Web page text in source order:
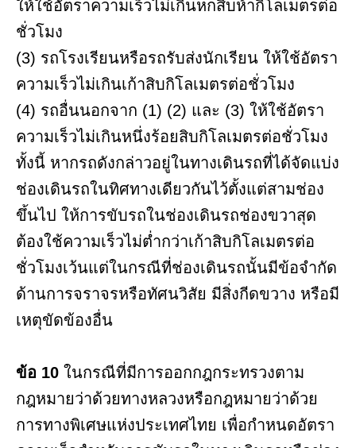
ให้ใช้อัตราความเร็วไม่เกินหกสิบห้ากิโลเมตรต่อ
ชั่วโมง
(3) รถโรงเรียนหรือรถรับส่งนักเรียน ให้ใช้อัตรา
ความเร็วไม่เกินเก้าสิบกิโลเมตรต่อชั่วโมง
(4) รถอื่นนอกจาก (1) (2) และ (3) ให้ใช้อัตรา
ความเร็วไม่เกินหนึ่งร้อยสิบกิโลเมตรต่อชั่วโมง
ทั้งนี้ หากรถดังกล่าวอยู่ในทางเดินรถที่ได้จัดแบ่ง
ช่องเดินรถในทิศทางเดียวกันไว้ตั้งแต่สามช่อง
ขึ้นไป ให้การขับรถในช่องเดินรถช่องขวาสุด
ต้องใช้ความเร็วไม่ต่ำกว่าเก้าสิบกิโลเมตรต่อ
ชั่วโมงเว้นแต่ในกรณีที่ช่องเดินรถนั้นมีข้อจำกัด
ด้านการจราจรหรือทัศนวิสัย มีสิ่งกีดขวาง หรือมี
เหตุขัดข้องอื่น
ข้อ 10 ในกรณีที่มีการออกกฎกระทรวงตาม
กฎหมายว่าด้วยทางหลวงหรือกฎหมายว่าด้วย
การทางพิเศษแห่งประเทศไทย เพื่อกำหนดอัตรา